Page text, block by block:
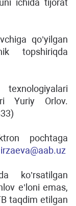
ichida tijorat
qo’yilgan
topshiriqda
Yuriy Orlov.
pochtaga
ko’rsatilgan
e’loni emas,
taqdim etilgan